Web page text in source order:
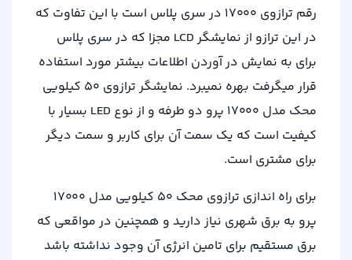
رقم ترازوی 17000 در سری پلاس است با این تفاوت که
در این ترازو از نمایشگر LCD مجزا که در سری پلاس
برای به نمایش در آوردن اطلاعات بیشتر مورد استفاده
قرار میگرفت بهره نمیبرد. نمایشگر ترازوی 50 کیلویی
محک مدل 17000 پرو دو طرفه و از نوع LED بسیار با
کیفیت است که یک سمت آن برای کاربر و سمت دیگر
برای مشتری است.
برای راه اندازی ترازوی محک 50 کیلویی مدل 17000
پرو به برق شهری نیاز دارید و همچنین در مواقعی که
برق مستقیم برای تامین انرژی آن وجود نداشته باشد